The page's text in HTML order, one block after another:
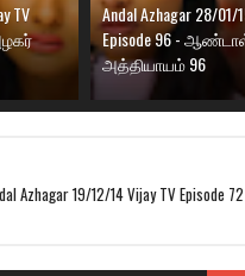
TV
Andal Azhagar 28/01/
Episode 96 -
அத்தியாயம் 96
Azhagar 19/12/14 Vijay TV